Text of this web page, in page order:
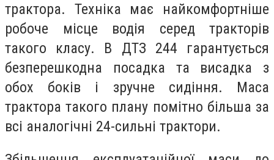
трактора. Техніка має найкомфортніше
робоче місце водія серед тракторів
такого класу. В ДТЗ 244 гарантується
безперешкодна посадка та висадка з
обох боків і зручне сидіння. Маса
трактора такого плану помітно більша за
всі аналогічні 24-сильні трактори.